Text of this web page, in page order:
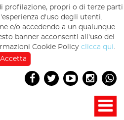
profilazione, propri o di terze parti
d'uso degli utenti.
e/o accedendo a un qualunque
banner acconsenti all'uso dei
Cookie Policy clicca qui.
Accetta